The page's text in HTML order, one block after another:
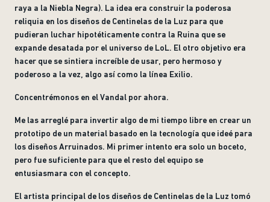
raya a la Niebla Negra). La idea era construir la poderosa
reliquia en los diseños de Centinelas de la Luz para que
pudieran luchar hipotéticamente contra la Ruina que se
expande desatada por el universo de LoL. El otro objetivo era
hacer que se sintiera increíble de usar, pero hermoso y
poderoso a la vez, algo así como la línea Exilio.
Concentrémonos en el Vandal por ahora.
Me las arreglé para invertir algo de mi tiempo libre en crear un
prototipo de un material basado en la tecnología que ideé para
los diseños Arruinados. Mi primer intento era solo un boceto,
pero fue suficiente para que el resto del equipo se
entusiasmara con el concepto.
El artista principal de los diseños de Centinelas de la Luz tomó